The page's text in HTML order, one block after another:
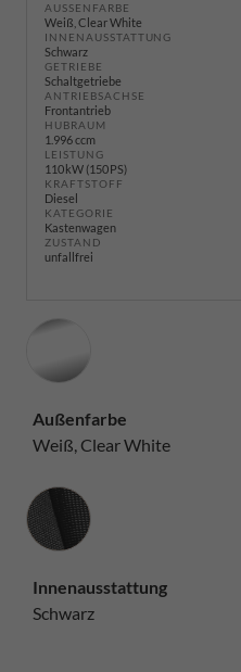
AUSSENFARBE
Weiß, Clear White
INNENAUSSTATTUNG
Schwarz
GETRIEBE
Schaltgetriebe
ANTRIEBSACHSE
Frontantrieb
HUBRAUM
1.996 ccm
LEISTUNG
110 kW (150 PS)
KRAFTSTOFF
Diesel
KATEGORIE
Kastenwagen
ZUSTAND
unfallfrei
Außenfarbe
Weiß, Clear White
Innenausstattung
Innenausstattung
Schwarz